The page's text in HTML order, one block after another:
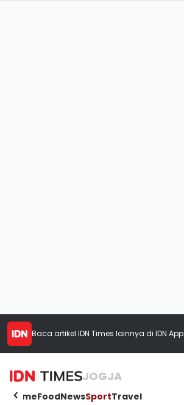
Baca artikel IDN Times lainnya di IDN App
JOGJA
HomeFoodNewsSportTravel